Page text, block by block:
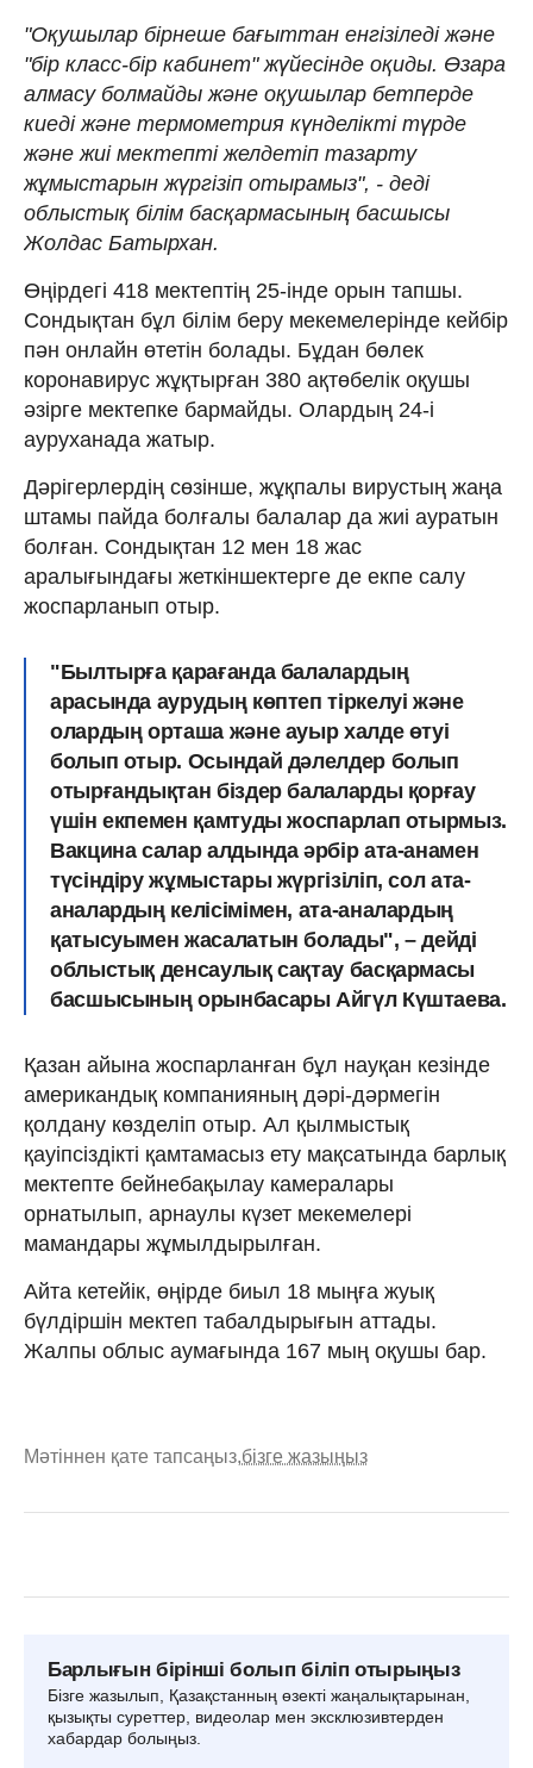
"Оқушылар бірнеше бағыттан енгізіледі және
"бір класс-бір кабинет" жүйесінде оқиды. Өзара
алмасу болмайды және оқушылар бетперде
киеді және термометрия күнделікті түрде
және жиі мектепті желдетіп тазарту
жұмыстарын жүргізіп отырамыз", - деді
облыстық білім басқармасының басшысы
Жолдас Батырхан.
Өңірдегі 418 мектептің 25-інде орын тапшы.
Сондықтан бұл білім беру мекемелерінде кейбір
пән онлайн өтетін болады. Бұдан бөлек
коронавирус жұқтырған 380 ақтөбелік оқушы
әзірге мектепке бармайды. Олардың 24-і
ауруханада жатыр.
Дәрігерлердің сөзінше, жұқпалы вирустың жаңа
штамы пайда болғалы балалар да жиі ауратын
болған. Сондықтан 12 мен 18 жас
аралығындағы жеткіншектерге де екпе салу
жоспарланып отыр.
"Былтырға қарағанда балалардың
арасында аурудың көптеп тіркелуі және
олардың орташа және ауыр халде өтуі
болып отыр. Осындай дәлелдер болып
отырғандықтан біздер балаларды қорғау
үшін екпемен қамтуды жоспарлап отырмыз.
Вакцина салар алдында әрбір ата-анамен
түсіндіру жұмыстары жүргізіліп, сол ата-
аналардың келісімімен, ата-аналардың
қатысуымен жасалатын болады", – дейді
облыстық денсаулық сақтау басқармасы
басшысының орынбасары Айгүл Күштаева.
Қазан айына жоспарланған бұл науқан кезінде
американдық компанияның дәрі-дәрмегін
қолдану көзделіп отыр. Ал қылмыстық
қауіпсіздікті қамтамасыз ету мақсатында барлық
мектепте бейнебақылау камералары
орнатылып, арнаулы күзет мекемелері
мамандары жұмылдырылған.
Айта кетейік, өңірде биыл 18 мыңға жуық
бүлдіршін мектеп табалдырығын аттады.
Жалпы облыс аумағында 167 мың оқушы бар.
Мәтіннен қате тапсаңыз,бізге жазыңыз
Барлығын бірінші болып біліп отырыңыз
Бізге жазылып, Қазақстанның өзекті жаңалықтарынан,
қызықты суреттер, видеолар мен эксклюзивтерден
хабардар болыңыз.